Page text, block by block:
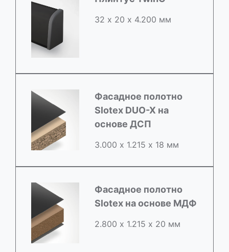
32 х 20 х 4.200 мм
Фасадное полотно
Slotex DUO-X на
основе ДСП
3.000 х 1.215 х 18 мм
Фасадное полотно
Slotex на основе МДФ
2.800 х 1.215 х 20 мм